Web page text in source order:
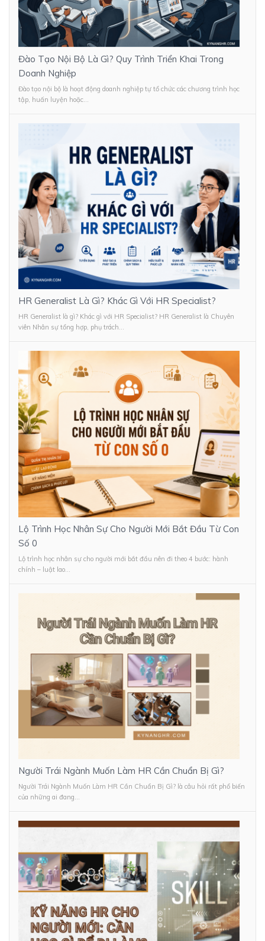
Đào Tạo Nội Bộ Là Gì? Quy Trình Triển Khai Trong
Doanh Nghiệp
Đào tạo nội bộ là hoạt động doanh nghiệp tự tổ chức các chương trình học
tập, huấn luyện hoặc...
HR Generalist Là Gì? Khác Gì Với HR Specialist?
HR Generalist là gì? Khác gì với HR Specialist? HR Generalist là Chuyên
viên Nhân sự tổng hợp, phụ trách...
Lộ Trình Học Nhân Sự Cho Người Mới Bắt Đầu Từ Con
Số 0
Lộ trình học nhân sự cho người mới bắt đầu nên đi theo 4 bước: hành
chính – luật lao...
Người Trái Ngành Muốn Làm HR Cần Chuẩn Bị Gì?
Người Trái Ngành Muốn Làm HR Cần Chuẩn Bị Gì? là câu hỏi rất phổ biến
của những ai đang...